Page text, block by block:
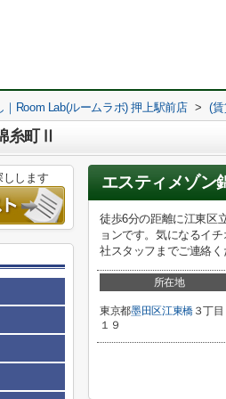
Room Lab(ルームラボ) 押上駅前店 > (
糸町Ⅱ
エスティメゾン
徒歩6分の距離に江東区
ョンです。気になるイ
社スタッフまでご連絡く
所在地
東京都墨田区江東橋３丁目
１９
します